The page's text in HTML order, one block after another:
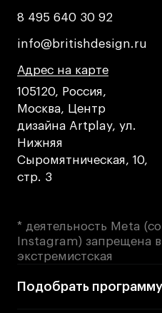
8 495 640 30 92
8 495 640 30 92
info@britishdesign.ru
info@britishdesign.ru
Адрес на карте
Адрес на карте
Адрес на карте
105120, Россия,
Москва, Центр
дизайна Artplay, ул.
Нижняя
Сыромятническая, 10,
стр. 3
* деятельность Meta
Instagram) запрещена в
экстремистская
Подобрать программу